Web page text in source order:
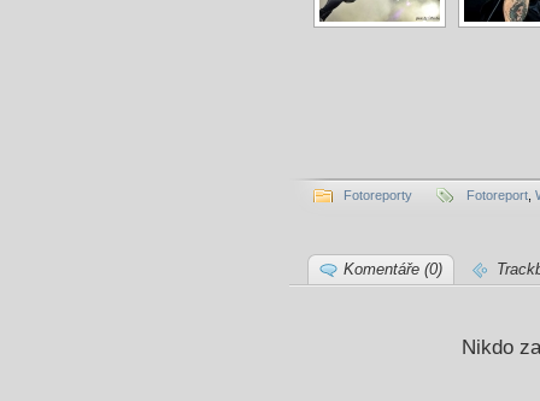
Fotoreporty Fotoreport
Komentáře (0)
Nikdo